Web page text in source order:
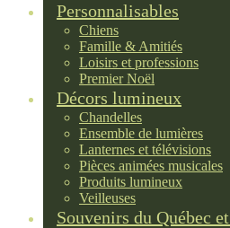
Personnalisables
Chiens
Famille & Amitiés
Loisirs et professions
Premier Noël
Décors lumineux
Chandelles
Ensemble de lumières
Lanternes et télévisions
Pièces animées musicales
Produits lumineux
Veilleuses
Souvenirs du Québec